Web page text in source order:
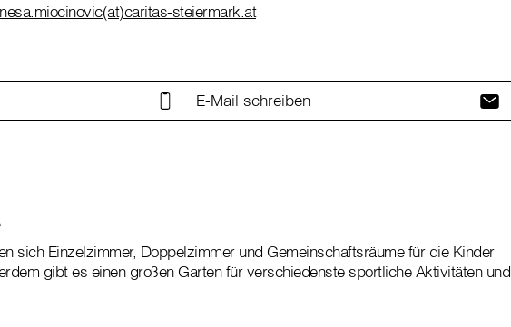
steiermark.at
E-Mail schreiben
sich Einzelzimmer, Doppelzimmer und Gemeinschaftsräume für die Kinder
gibt es einen großen Garten für verschiedenste sportliche Aktivitäten und